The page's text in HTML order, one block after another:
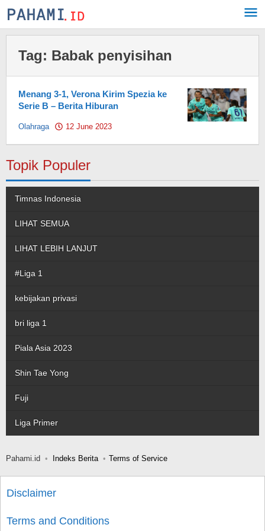
Skip
to
Tag: Babak penyisihan
Menang 3-1, Verona Kirim Spezia ke
Serie B – Berita Hiburan
Olahraga 12 June 2023
Topik Populer
Timnas Indonesia
LIHAT SEMUA
LIHAT LEBIH LANJUT
#Liga 1
kebijakan privasi
bri liga 1
Piala Asia 2023
Shin Tae Yong
Fuji
Liga Primer
Pahami.id Indeks Berita Terms of Service
Disclaimer
Terms and Conditions